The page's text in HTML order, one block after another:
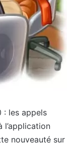
: les appels
nouveauté sur